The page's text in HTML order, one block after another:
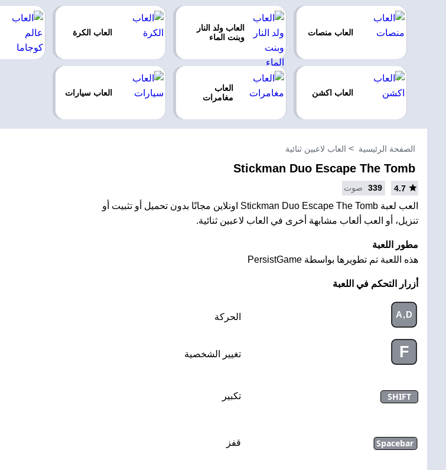
العاب منصات
العاب ولد النار
وبنت الماء
العاب الكرة
العاب اكشن
العاب
مغامرات
العاب سيارات
الصفحة الرئيسية العاب لاعبين ثنائية
Stickman Duo Escape The Tomb
4.7
339 صوت
العب لعبة Stickman Duo Escape The Tomb اونلاين مجانًا بدون تحميل أو تثبيت أو
تنزيل، أو العب ألعاب مشابهة أخرى في العاب لاعبين ثنائية.
مطور اللعبة
هذه اللعبة تم تطويرها بواسطة PersistGame
أزرار التحكم في اللعبة
A,D الحركة
F تغيير الشخصية
SHIFT تكبير
Spacebar قفز